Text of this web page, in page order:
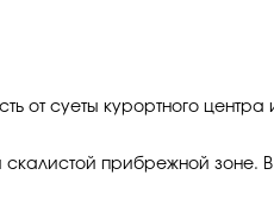
от суеты курортного центра
прибрежной зоне. В